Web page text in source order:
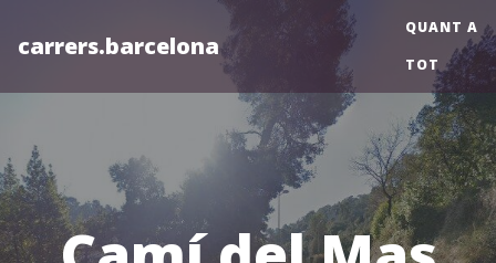
carrers.barcelona
QUANT A
TOT